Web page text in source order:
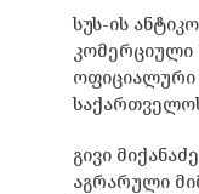
სუს-ის
კომერციული
ოფიციალური
გივი
აგრარული